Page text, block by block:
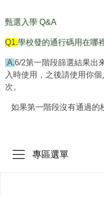
甄選入學 Q&A
Q1.學校發的通行碼用在哪
A.6/2第一階段篩選結果出
入時使用，之後請使用你
次。
如果第一階段沒有通過的
專區選單